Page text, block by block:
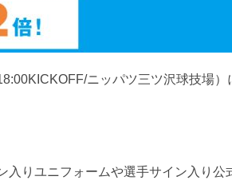
ニッパツ三ツ沢球技場）
りユニフォームや選手サイン入り公